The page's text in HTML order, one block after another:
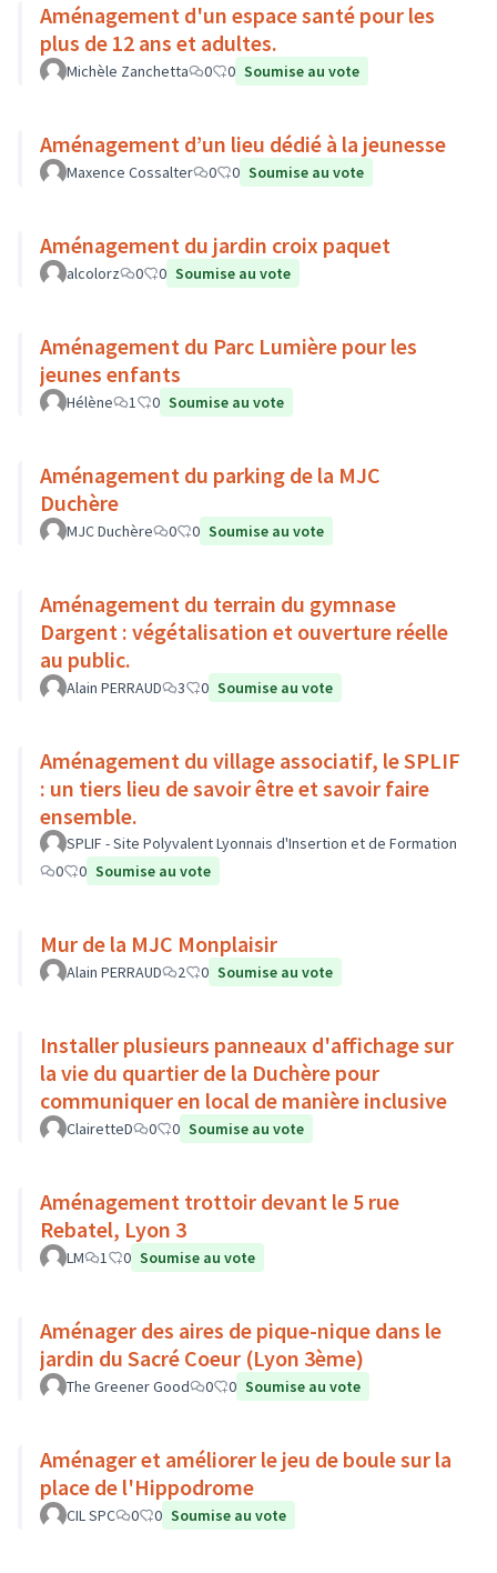
Aménagement d'un espace santé pour les
plus de 12 ans et adultes.
Michèle Zanchetta 0 0 Soumise au vote
Aménagement d’un lieu dédié à la jeunesse
Maxence Cossalter 0 0 Soumise au vote
Aménagement du jardin croix paquet
alcolorz 0 0 Soumise au vote
Aménagement du Parc Lumière pour les
jeunes enfants
Hélène 1 0 Soumise au vote
Aménagement du parking de la MJC
Duchère
MJC Duchère 0 0 Soumise au vote
Aménagement du terrain du gymnase
Dargent : végétalisation et ouverture réelle
au public.
Alain PERRAUD 3 0 Soumise au vote
Aménagement du village associatif, le SPLIF
: un tiers lieu de savoir être et savoir faire
ensemble.
SPLIF - Site Polyvalent Lyonnais d'Insertion et de Formation
0
0 Soumise au vote
Mur de la MJC Monplaisir
Alain PERRAUD 2 0 Soumise au vote
Installer plusieurs panneaux d'affichage sur
la vie du quartier de la Duchère pour
communiquer en local de manière inclusive
ClairetteD 0 0 Soumise au vote
Aménagement trottoir devant le 5 rue
Rebatel, Lyon 3
LM 1 0 Soumise au vote
Aménager des aires de pique-nique dans le
jardin du Sacré Coeur (Lyon 3ème)
The Greener Good 0 0 Soumise au vote
Aménager et améliorer le jeu de boule sur la
place de l'Hippodrome
CIL SPC 0 0 Soumise au vote